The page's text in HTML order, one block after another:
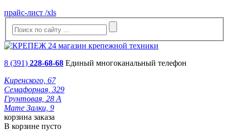
прайс-лист /xls
8 (391) 228-68-68 Единый многоканальный телефон
Киренского, 67
Семафорная, 329
Грунтовая, 28 А
Мате Залки, 9
корзина заказа
В корзине пусто